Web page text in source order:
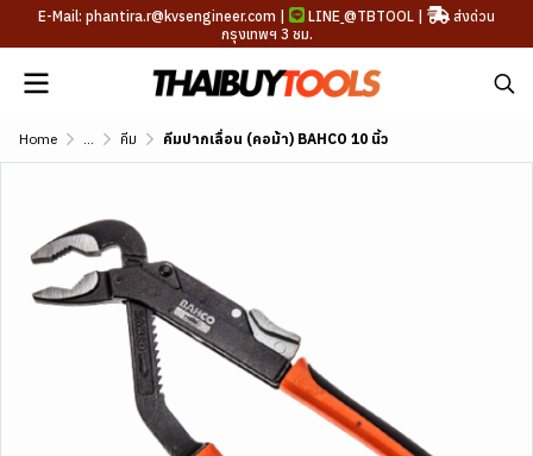
E-Mail: phantira.r@kvsengineer.com | LINE @TBTOOL |
ส่งด่วน
กรุงเทพฯ 3 ชม.
Home ... คีม คีมปากเลื่อน (คอม้า) BAHCO 10 นิ้ว